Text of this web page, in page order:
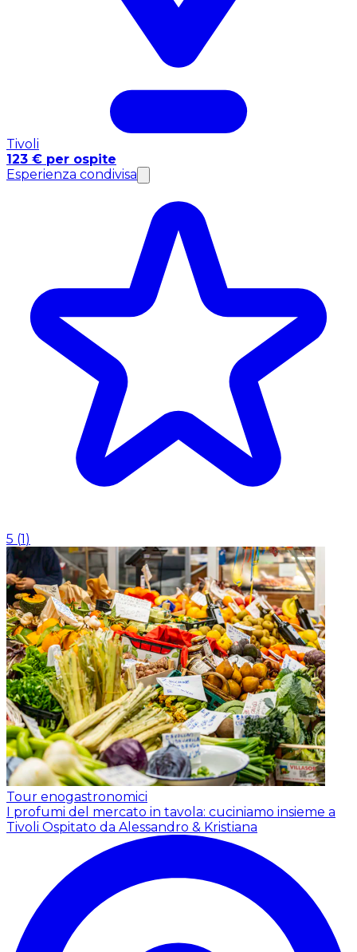
Tivoli
123 € per ospite
Esperienza condivisa
5 (1)
Tour enogastronomici
I profumi del mercato in tavola: cuciniamo insieme a
Tivoli Ospitato da Alessandro & Kristiana